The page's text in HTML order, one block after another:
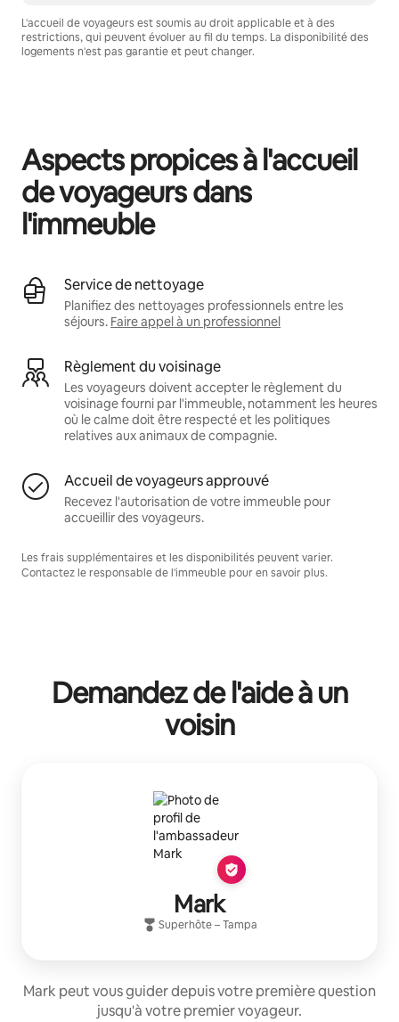
L'accueil de voyageurs est soumis au droit applicable et à des
restrictions, qui peuvent évoluer au fil du temps. La disponibilité des
logements n'est pas garantie et peut changer.
Aspects propices à l'accueil
de voyageurs dans
l'immeuble
Service de nettoyage
Planifiez des nettoyages professionnels entre les
séjours. Faire appel à un professionnel
Règlement du voisinage
Les voyageurs doivent accepter le règlement du
voisinage fourni par l'immeuble, notamment les heures
où le calme doit être respecté et les politiques
relatives aux animaux de compagnie.
Accueil de voyageurs approuvé
Recevez l'autorisation de votre immeuble pour
accueillir des voyageurs.
Les frais supplémentaires et les disponibilités peuvent varier.
Contactez le responsable de l'immeuble pour en savoir plus.
Demandez de l'aide à un
voisin
Mark
Superhôte–Tampa
Mark peut vous guider depuis votre première question
jusqu'à votre premier voyageur.